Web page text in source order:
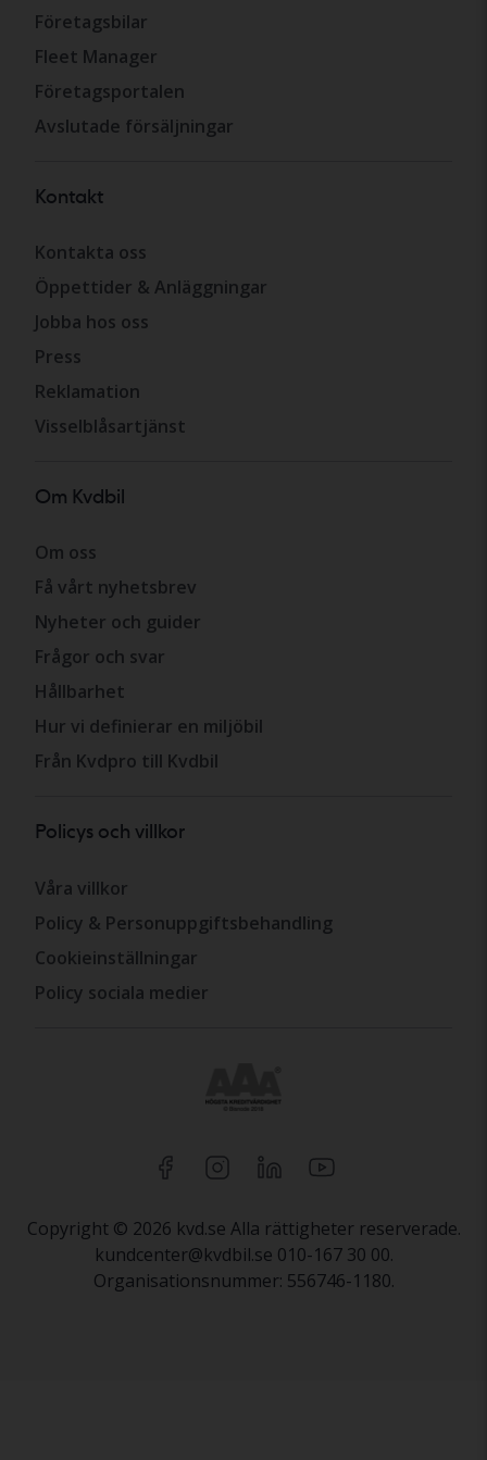
Företagsbilar
Fleet Manager
Företagsportalen
Avslutade försäljningar
Kontakt
Kontakta oss
Öppettider & Anläggningar
Jobba hos oss
Press
Reklamation
Visselblåsartjänst
Om Kvdbil
Om oss
Få vårt nyhetsbrev
Nyheter och guider
Frågor och svar
Hållbarhet
Hur vi definierar en miljöbil
Från Kvdpro till Kvdbil
Policys och villkor
Våra villkor
Policy & Personuppgiftsbehandling
Cookieinställningar
Policy sociala medier
Copyright © 2026 kvd.se Alla rättigheter reserverade.
kundcenter@kvdbil.se 010-167 30 00.
Organisationsnummer: 556746-1180.